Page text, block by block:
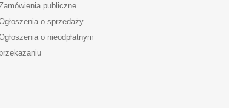
publiczne
o sprzedaży
o nieodpłatnym
przekazaniu